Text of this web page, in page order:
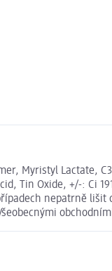
Myristyl Lactate,
Tin Oxide, +/-: Ci
nepatrně